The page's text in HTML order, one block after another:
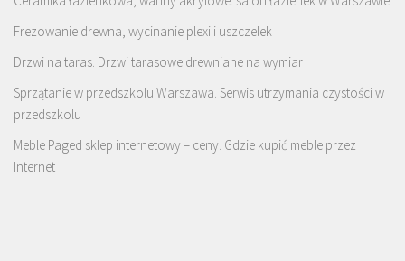
Frezowanie drewna, wycinanie plexi i uszczelek
Drzwi na taras. Drzwi tarasowe drewniane na wymiar
Sprzątanie w przedszkolu Warszawa. Serwis utrzymania czystości w
przedszkolu
Meble Paged sklep internetowy – ceny. Gdzie kupić meble przez
Internet